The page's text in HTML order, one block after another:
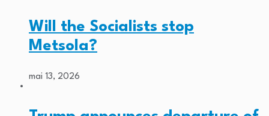
Will the Socialists stop
Metsola?
mai 13, 2026